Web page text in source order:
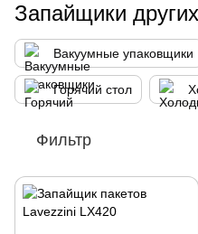
Запайщики
Вакуумные упаковщики
Горячий стол
Фильтр